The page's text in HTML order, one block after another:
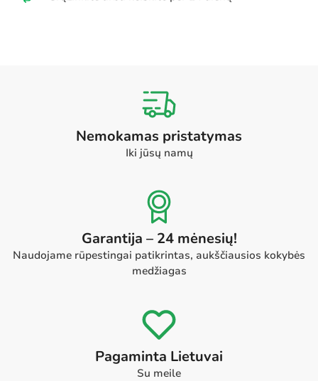
Nemokamas pristatymas
Iki jūsų namų
Garantija – 24 mėnesių!
Naudojame rūpestingai patikrintas, aukščiausios kokybės
medžiagas
Pagaminta Lietuvai
Su meile